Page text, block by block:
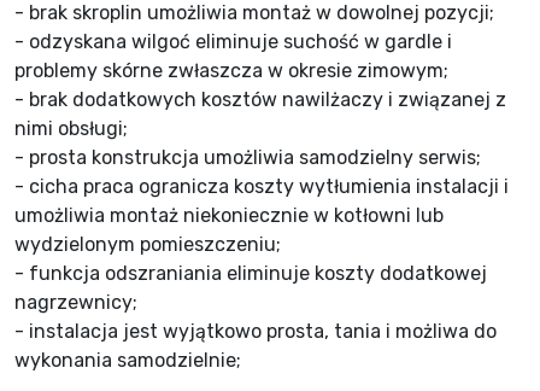
- brak skroplin umożliwia montaż w dowolnej pozycji;
- odzyskana wilgoć eliminuje suchość w gardle i
problemy skórne zwłaszcza w okresie zimowym;
- brak dodatkowych kosztów nawilżaczy i związanej z
nimi obsługi;
- prosta konstrukcja umożliwia samodzielny serwis;
- cicha praca ogranicza koszty wytłumienia instalacji i
umożliwia montaż niekoniecznie w kotłowni lub
wydzielonym pomieszczeniu;
- funkcja odszraniania eliminuje koszty dodatkowej
nagrzewnicy;
- instalacja jest wyjątkowo prosta, tania i możliwa do
wykonania samodzielnie;